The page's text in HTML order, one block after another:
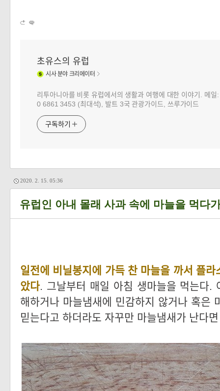
초유스의 유럽
시사분야 크리에이터
리투아니아를 비롯 유럽에서의 생활과 여행에 대한 이야기. 메
0 6861 3453 (최대석), 발트 3국 관광가이드, 쓰루가이드
구독하기
2020. 2. 15. 05:36
유럽인 아내 몰래 사과 속에 마늘을 먹다
일전에 비닐봉지에 가득 찬 마늘을 까서 플
았다. 그날부터 매일 아침 생마늘을 먹는다.
해하거나 마늘냄새에 민감하지 않거나 혹은
믿는다고 하더라도 자꾸만 마늘냄새가 난다